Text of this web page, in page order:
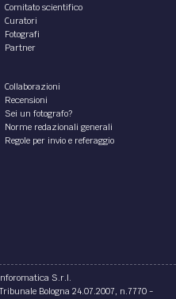
Comitato scientifico
Curatori
Fotografi
Partner
Collaborazioni
Recensioni
Sei un fotografo?
Norme redazionali generali
Regole per invio e referaggio
S.r.l.
Bologna 24.07.2007, n.7770 -